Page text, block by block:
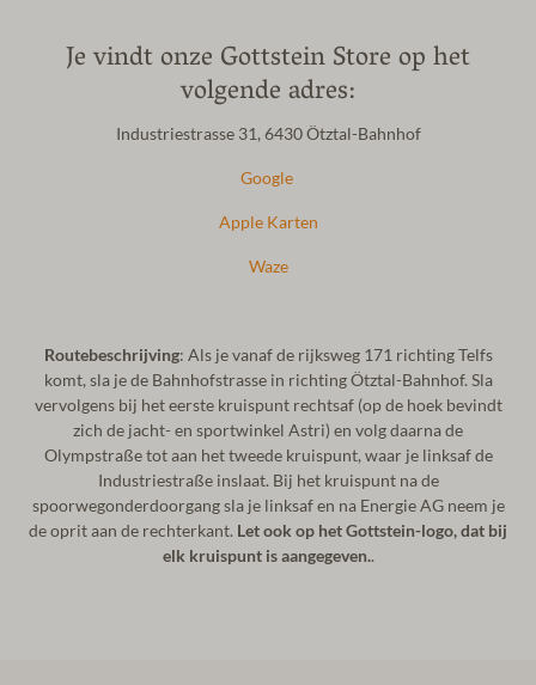
Je vindt onze Gottstein Store op het
volgende adres:
Industriestrasse 31, 6430 Ötztal-Bahnhof
Google
Apple Karten
Waze
Routebeschrijving: Als je vanaf de rijksweg 171 richting Telfs
komt, sla je de Bahnhofstrasse in richting Ötztal-Bahnhof. Sla
vervolgens bij het eerste kruispunt rechtsaf (op de hoek bevindt
zich de jacht- en sportwinkel Astri) en volg daarna de
Olympstraße tot aan het tweede kruispunt, waar je linksaf de
Industriestraße inslaat. Bij het kruispunt na de
spoorwegonderdoorgang sla je linksaf en na Energie AG neem je
de oprit aan de rechterkant. Let ook op het Gottstein-logo, dat bij
elk kruispunt is aangegeven..